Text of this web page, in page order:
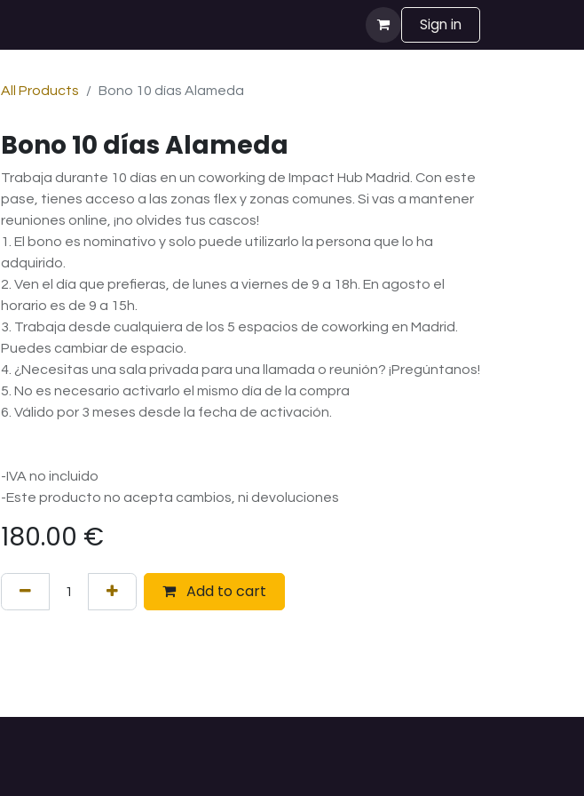
Sign in
All Products Bono 10 días Alameda
Bono 10 días Alameda
Trabaja durante 10 días en un coworking de Impact Hub Madrid. Con este
pase, tienes acceso a las zonas flex y zonas comunes. Si vas a mantener
reuniones online, ¡no olvides tus cascos!
1. El bono es nominativo y solo puede utilizarlo la persona que lo ha
adquirido.
2. Ven el día que prefieras, de lunes a viernes de 9 a 18h. En agosto el
horario es de 9 a 15h.
3. Trabaja desde cualquiera de los 5 espacios de coworking en Madrid.
Puedes cambiar de espacio.
4. ¿Necesitas una sala privada para una llamada o reunión? ¡Pregúntanos!
5. No es necesario activarlo el mismo día de la compra
6. Válido por 3 meses desde la fecha de activación.
-IVA no incluido
-Este producto no acepta cambios, ni devoluciones
180.00 €
Add to cart